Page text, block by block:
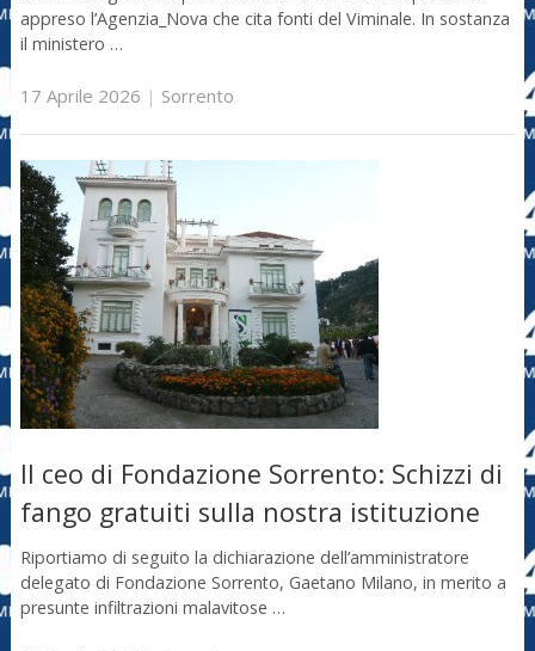
appreso l’Agenzia_Nova che cita fonti del Viminale. In sostanza
il ministero …
17 Aprile 2026 | Sorrento
Il ceo di Fondazione Sorrento: Schizzi di
fango gratuiti sulla nostra istituzione
Riportiamo di seguito la dichiarazione dell’amministratore
delegato di Fondazione Sorrento, Gaetano Milano, in merito a
presunte infiltrazioni malavitose …